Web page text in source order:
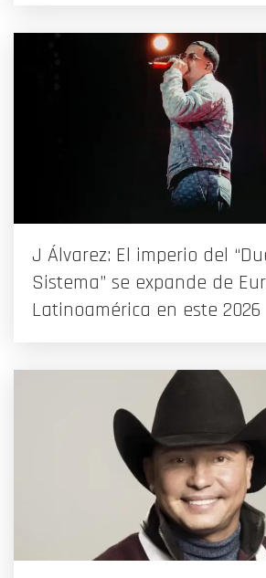
J Álvarez: El imperio del
Sistema” se expande de
Latinoamérica en este 2026